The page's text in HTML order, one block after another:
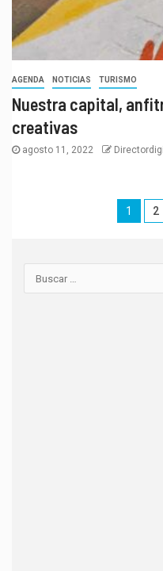
AGENDA NOTICIAS TURISMO
Nuestra capital,
creativas
agosto 11, 2022
1 2